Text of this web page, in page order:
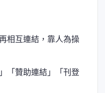
相互連結，靠人為操
「贊助連結」「刊登